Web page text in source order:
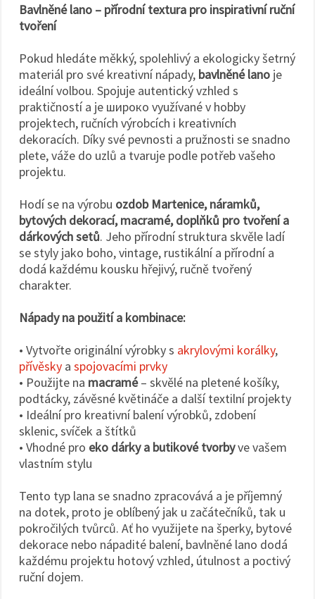
Bavlněné lano – přírodní textura pro inspirativní ruční
tvoření
Pokud hledáte měkký, spolehlivý a ekologicky šetrný
materiál pro své kreativní nápady, bavlněné lano je
ideální volbou. Spojuje autentický vzhled s
praktičností a je широко využívané v hobby
projektech, ručních výrobcích i kreativních
dekoracích. Díky své pevnosti a pružnosti se snadno
plete, váže do uzlů a tvaruje podle potřeb vašeho
projektu.
Hodí se na výrobu ozdob Martenice, náramků,
bytových dekorací, macramé, doplňků pro tvoření a
dárkových setů. Jeho přírodní struktura skvěle ladí
se styly jako boho, vintage, rustikální a přírodní a
dodá každému kousku hřejivý, ručně tvořený
charakter.
Nápady na použití a kombinace:
• Vytvořte originální výrobky s akrylovými korálky,
přívěsky a spojovacími prvky
• Použijte na macramé– skvělé na pletené košíky,
podtácky, závěsné květináče a další textilní projekty
• Ideální pro kreativní balení výrobků, zdobení
sklenic, svíček a štítků
• Vhodné pro eko dárky a butikové tvorbyve vašem
vlastním stylu
Tento typ lana se snadno zpracovává a je příjemný
na dotek, proto je oblíbený jak u začátečníků, tak u
pokročilých tvůrců. Ať ho využijete na šperky, bytové
dekorace nebo nápadité balení, bavlněné lano dodá
každému projektu hotový vzhled, útulnost a poctivý
ruční dojem.